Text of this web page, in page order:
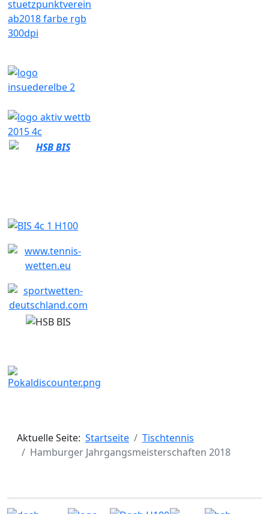
Aktuelle Seite: Startseite
Tischtennis
Hamburger Jahrgangsmeisterschaften 2018